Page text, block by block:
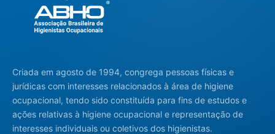
Criada em agosto de 1994, congrega pessoas físicas e
jurídicas com interesses relacionados à área de higiene
ocupacional, tendo sido constituída para fins de estudos e
ações relativas à higiene ocupacional e representação de
interesses individuais ou coletivos dos higienistas.